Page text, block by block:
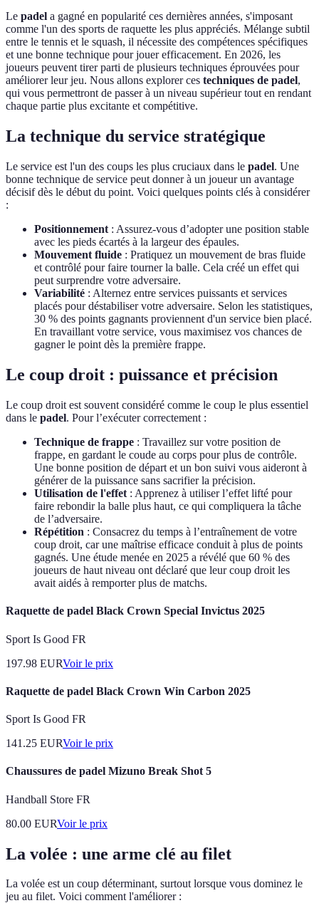
Le padel a gagné en popularité ces dernières années, s'imposant
comme l'un des sports de raquette les plus appréciés. Mélange subtil
entre le tennis et le squash, il nécessite des compétences spécifiques
et une bonne technique pour jouer efficacement. En 2026, les
joueurs peuvent tirer parti de plusieurs techniques éprouvées pour
améliorer leur jeu. Nous allons explorer ces techniques de padel,
qui vous permettront de passer à un niveau supérieur tout en rendant
chaque partie plus excitante et compétitive.
La technique du service stratégique
Le service est l'un des coups les plus cruciaux dans le padel. Une
bonne technique de service peut donner à un joueur un avantage
décisif dès le début du point. Voici quelques points clés à considérer
:
Positionnement : Assurez-vous d’adopter une position stable
avec les pieds écartés à la largeur des épaules.
Mouvement fluide : Pratiquez un mouvement de bras fluide
et contrôlé pour faire tourner la balle. Cela créé un effet qui
peut surprendre votre adversaire.
Variabilité : Alternez entre services puissants et services
placés pour déstabiliser votre adversaire. Selon les statistiques,
30 % des points gagnants proviennent d'un service bien placé.
En travaillant votre service, vous maximisez vos chances de
gagner le point dès la première frappe.
Le coup droit : puissance et précision
Le coup droit est souvent considéré comme le coup le plus essentiel
dans le padel. Pour l’exécuter correctement :
Technique de frappe : Travaillez sur votre position de
frappe, en gardant le coude au corps pour plus de contrôle.
Une bonne position de départ et un bon suivi vous aideront à
générer de la puissance sans sacrifier la précision.
Utilisation de l'effet : Apprenez à utiliser l’effet lifté pour
faire rebondir la balle plus haut, ce qui compliquera la tâche
de l’adversaire.
Répétition : Consacrez du temps à l’entraînement de votre
coup droit, car une maîtrise efficace conduit à plus de points
gagnés. Une étude menée en 2025 a révélé que 60 % des
joueurs de haut niveau ont déclaré que leur coup droit les
avait aidés à remporter plus de matchs.
Raquette de padel Black Crown Special Invictus 2025
Sport Is Good FR
197.98 EURVoir le prix
Raquette de padel Black Crown Win Carbon 2025
Sport Is Good FR
141.25 EURVoir le prix
Chaussures de padel Mizuno Break Shot 5
Handball Store FR
80.00 EURVoir le prix
La volée : une arme clé au filet
La volée est un coup déterminant, surtout lorsque vous dominez le
jeu au filet. Voici comment l'améliorer :